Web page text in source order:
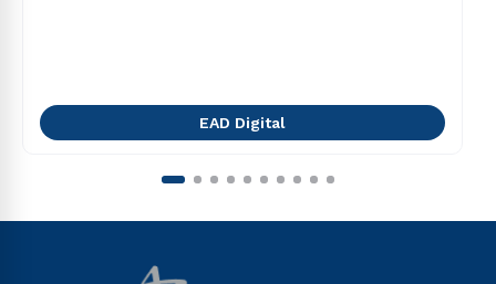
EAD Digital